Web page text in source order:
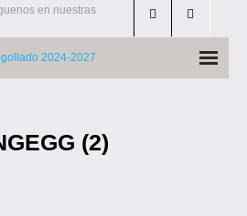
en nuestras
(2)